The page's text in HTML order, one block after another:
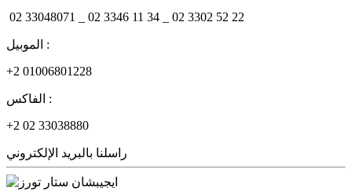
02 33048071 _ 02 3346 11 34 _ 02 3302 52 22
الموبيل :
+2 01006801228
الفاكس :
+2 02 33038880
راسلنا بالبريد الإلكتروني